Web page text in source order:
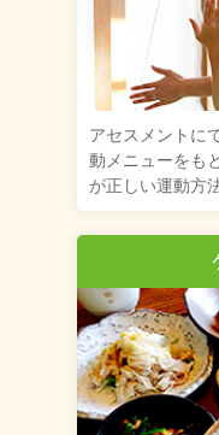
アセスメントに
動メニューをも
が正しい運動方